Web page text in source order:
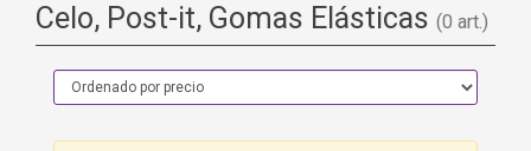
Celo, Post-it, Gomas Elásticas (0 art.)